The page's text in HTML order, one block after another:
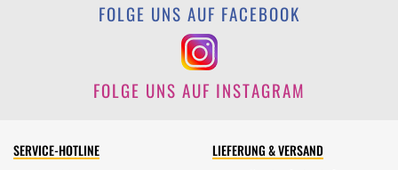
FOLGE UNS AUF FACEBOOK
FOLGE UNS AUF INSTAGRAM
SERVICE-HOTLINE LIEFERUNG & VERSAND